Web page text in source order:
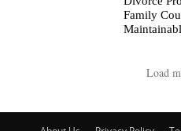
Family
Load